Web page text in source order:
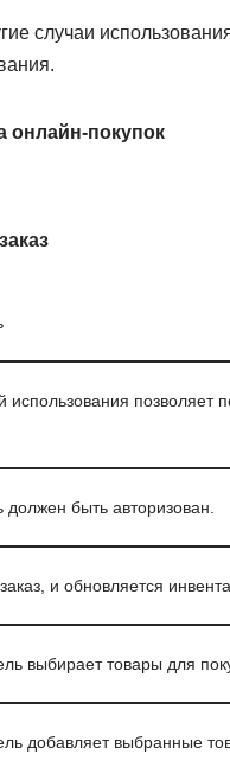
случаи
онлайн-покупок
использования позволяет
должен быть авторизован.
и обновляется
выбирает товары для
добавляет выбранные